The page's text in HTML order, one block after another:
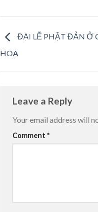
ĐẠI LỄ PHẬT ĐẢN Ở
HOA
Leave a Reply
Your email address will
Comment *